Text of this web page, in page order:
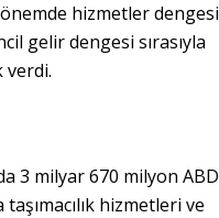
hizmetler dengesi
gelir dengesi sırasıyla
verdi.
3 milyar 670 milyon ABD
hizmetleri ve